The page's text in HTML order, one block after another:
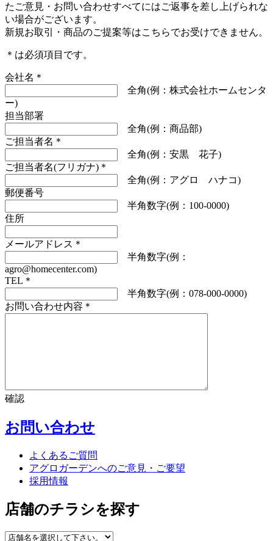
たご意見・お問い合わせすべてにはご返事を差し上げられな
い場合がございます。
新規お取引・商品のご提案等はこちらでお受けできません。
＊ は必須項目です。
会社名 ＊
全角(例：株式会社ホームセンタ
ー)
担当部署
全角(例：商品部)
ご担当者名 ＊
全角(例：安黒 花子)
ご担当者名(フリガナ) ＊
全角(例：アグロ ハナコ)
郵便番号
半角数字(例：100-0000)
住所
メールアドレス ＊
半角数字(例：
agro@homecenter.com)
TEL ＊
半角数字(例：078-000-0000)
お問い合わせ内容 ＊
確認
お問い合わせ
よくあるご質問
アグロガーデンへのご意見・ご要望
採用情報
店舗のチラシを探す